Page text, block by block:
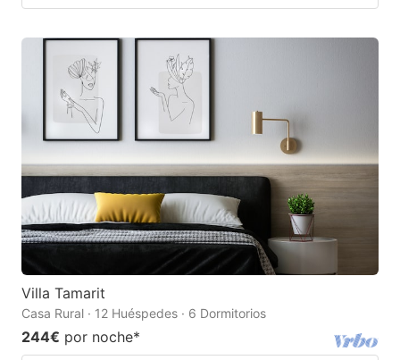
Villa Tamarit
Casa Rural · 12 Huéspedes · 6 Dormitorios
244€ por noche*